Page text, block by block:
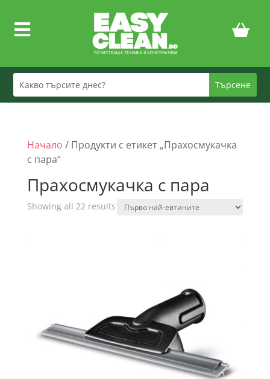

Начало / Продукти с етикет „Прахосмукачка
с пара“
Прахосмукачка с пара
Showing all 22 resultsSorted